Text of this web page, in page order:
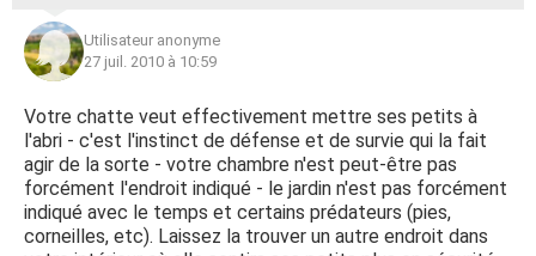
Utilisateur anonyme
27 juil. 2010 à 10:59
Votre chatte veut effectivement mettre ses petits à
l'abri - c'est l'instinct de défense et de survie qui la fait
agir de la sorte - votre chambre n'est peut-être pas
forcément l'endroit indiqué - le jardin n'est pas forcément
indiqué avec le temps et certains prédateurs (pies,
corneilles, etc). Laissez la trouver un autre endroit dans